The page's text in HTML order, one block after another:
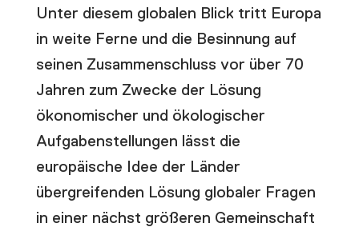
Unter diesem globalen Blick tritt Europa
in weite Ferne und die Besinnung auf
seinen Zusammenschluss vor über 70
Jahren zum Zwecke der Lösung
ökonomischer und ökologischer
Aufgabenstellungen lässt die
europäische Idee der Länder
übergreifenden Lösung globaler Fragen
in einer nächst größeren Gemeinschaft